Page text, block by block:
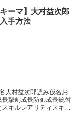
キーマ】大村益次郎
手方法
大村益次郎読み仮名お
撃剣成長防御成長銃術
キルレアリティスキル